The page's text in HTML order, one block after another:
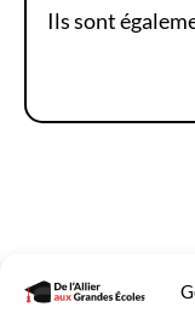
Ils sont
Aucun champ